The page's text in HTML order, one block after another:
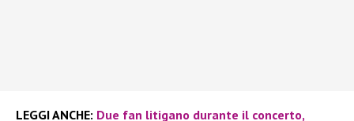
LEGGI ANCHE: Due fan litigano durante il concerto,